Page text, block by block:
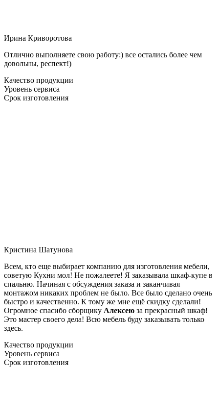
Ирина Криворотова
Отлично выполняете свою работу:) все остались более чем
довольны, респект!)
Качество продукции
Уровень сервиса
Срок изготовления
Кристина Шатунова
Всем, кто еще выбирает компанию для изготовления мебели,
советую Кухни мол! Не пожалеете! Я заказывала шкаф-купе в
спальню. Начиная с обсуждения заказа и заканчивая
монтажом никаких проблем не было. Все было сделано очень
быстро и качественно. К тому же мне ещё скидку сделали!
Огромное спасибо сборщику Алексею за прекрасный шкаф!
Это мастер своего дела! Всю мебель буду заказывать только
здесь.
Качество продукции
Уровень сервиса
Срок изготовления